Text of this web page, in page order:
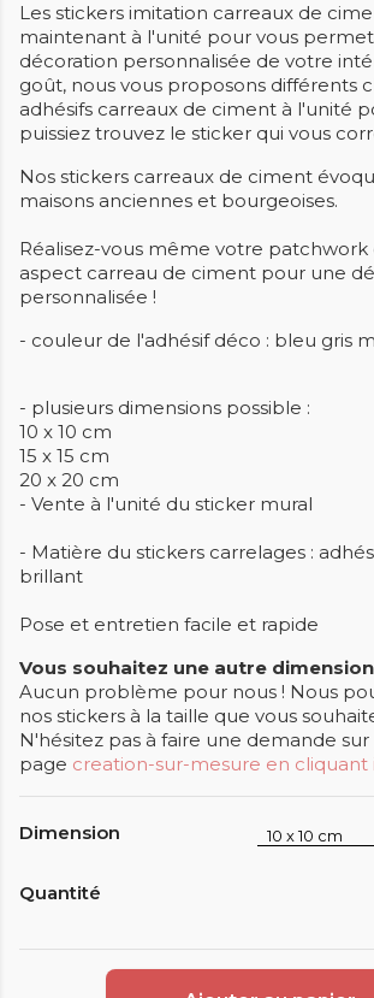
Les stickers imitation carreaux de
maintenant à l'unité pour vous
décoration personnalisée de votre
goût, nous vous proposons différents
adhésifs carreaux de ciment à l'unité
puissiez trouvez le sticker qui vous
Nos stickers carreaux de ciment
maisons anciennes et bourgeoises.
Réalisez-vous même votre patchwork
aspect carreau de ciment pour une
personnalisée !
- couleur de l'adhésif déco : bleu gris
- plusieurs dimensions possible :
10 x 10 cm
15 x 15 cm
20 x 20 cm
- Vente à l'unité du sticker mural
- Matière du stickers carrelages :
brillant
Pose et entretien facile et rapide
Vous souhaitez une autre
Aucun problème pour nous ! Nous
nos stickers à la taille que vous
N'hésitez pas à faire une demande
page creation-sur-mesure en cliquant
Dimension
Quantité